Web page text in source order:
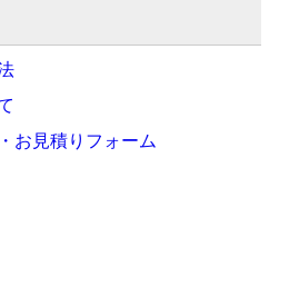
お見積りフォーム